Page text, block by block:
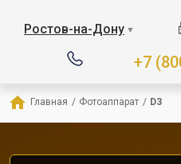
Ростов-на-Дону ▼
+7
Главная / Фотоаппарат / D3